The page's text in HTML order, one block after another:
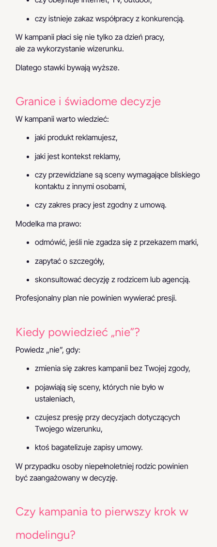
czy istnieje zakaz współpracy z konkurencją.
W kampanii płaci się nie tylko za dzień pracy,
ale za wykorzystanie wizerunku.
Dlatego stawki bywają wyższe.
Granice i świadome decyzje
W kampanii warto wiedzieć:
jaki produkt reklamujesz,
jaki jest kontekst reklamy,
czy przewidziane są sceny wymagające bliskiego
kontaktu z innymi osobami,
czy zakres pracy jest zgodny z umową.
Modelka ma prawo:
odmówić, jeśli nie zgadza się z przekazem marki,
zapytać o szczegóły,
skonsultować decyzję z rodzicem lub agencją.
Profesjonalny plan nie powinien wywierać presji.
Kiedy powiedzieć „nie”?
Powiedz „nie”, gdy:
zmienia się zakres kampanii bez Twojej zgody,
pojawiają się sceny, których nie było w
ustaleniach,
czujesz presję przy decyzjach dotyczących
Twojego wizerunku,
ktoś bagatelizuje zapisy umowy.
W przypadku osoby niepełnoletniej rodzic powinien
być zaangażowany w decyzję.
Czy kampania to pierwszy krok w
modelingu?